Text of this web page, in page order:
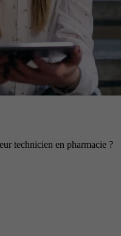
technicien en pharmacie ?